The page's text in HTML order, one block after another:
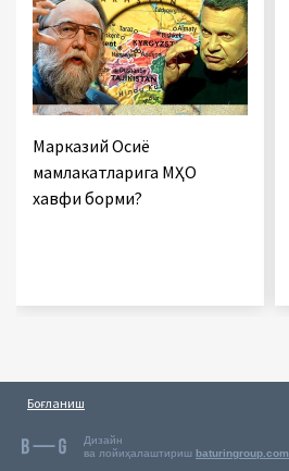
Марказий Осиё
мамлакатларига МҲО
хавфи борми?
Боғланиш
Дизайн
ва лойиҳалаштириш baturingroup.com